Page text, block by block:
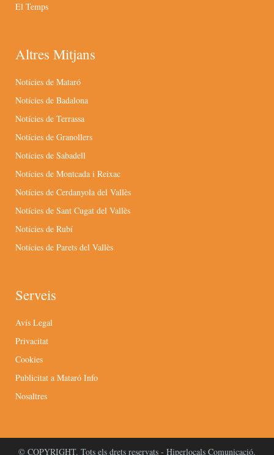
El Temps
Altres Mitjans
Notícies de Mataró
Notícies de Badalona
Notícies de Terrassa
Notícies de Granollers
Notícies de Sabadell
Notícies de Montcada i Reixac
Notícies de Cerdanyola del Vallès
Notícies de Sant Cugat del Vallès
Notícies de Rubí
Notícies de Parets del Vallès
Serveis
Avís Legal
Privacitat
Cookies
Publicitat a Mataró Info
Nosaltres
© COPYRIGHT. Tots els drets reservats - Hiperlocals Comunicació.